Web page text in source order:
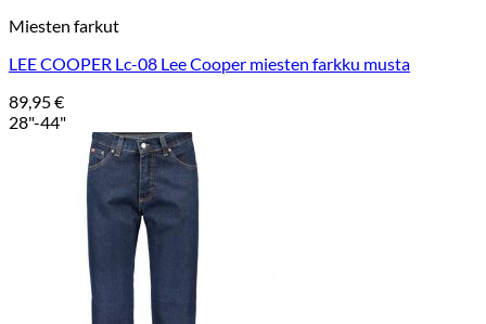
Miesten farkut
LEE COOPER Lc-08 Lee Cooper miesten farkku musta
89,95€
28"-44"